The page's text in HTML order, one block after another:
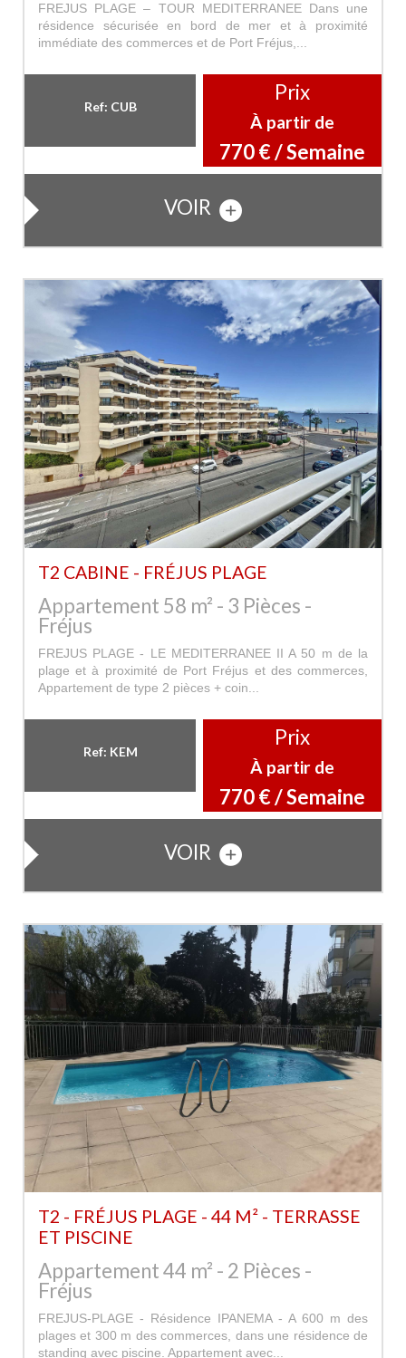
FREJUS PLAGE – TOUR MEDITERRANEE Dans une
résidence sécurisée en bord de mer et à proximité
immédiate des commerces et de Port Fréjus,...
Ref: CUB
Prix
À partir de
770 € / Semaine
VOIR
T2 CABINE - FRÉJUS PLAGE
Appartement 58 m² - 3 Pièces -
Fréjus
FREJUS PLAGE - LE MEDITERRANEE II A 50 m de la
plage et à proximité de Port Fréjus et des commerces,
Appartement de type 2 pièces + coin...
Ref: KEM
Prix
À partir de
770 € / Semaine
VOIR
T2 - FRÉJUS PLAGE - 44 M² - TERRASSE
ET PISCINE
Appartement 44 m² - 2 Pièces -
Fréjus
FREJUS-PLAGE - Résidence IPANEMA - A 600 m des
plages et 300 m des commerces, dans une résidence de
standing avec piscine. Appartement avec...